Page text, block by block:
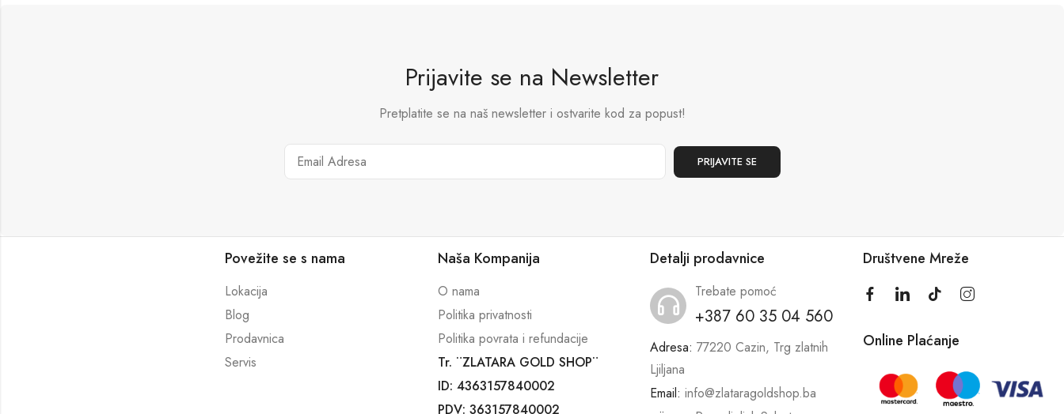
Prijavite se na Newsletter
Pretplatite se na naš newsletter i ostvarite kod za popust!
Povežite se s nama
Lokacija
Blog
Prodavnica
Servis
Naša Kompanija
O nama
Politika privatnosti
Politika povrata i refundacije
Tr. ¨ZLATARA GOLD SHOP¨
ID: 4363157840002
PDV: 363157840002
Detalji prodavnice
Trebate pomoć
+387 60 35 04 560
Adresa: 77220 Cazin, Trg zlatnih
Ljiljana
Email: info@zlataragoldshop.ba
Društvene Mreže
Online Plaćanje